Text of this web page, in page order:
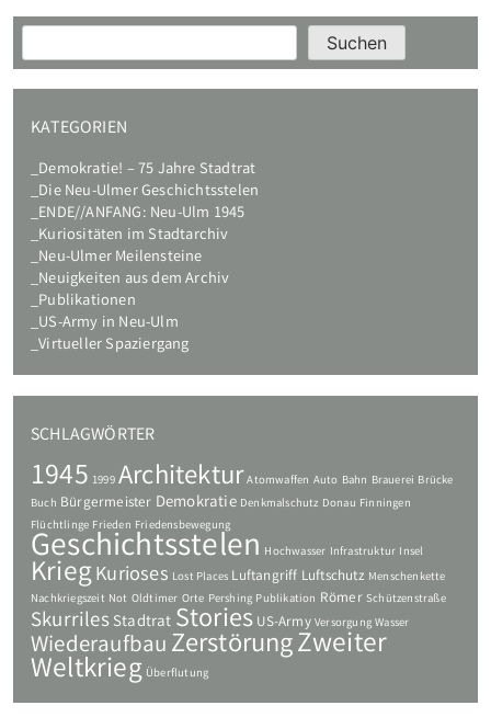
Suchen Suchen
KATEGORIEN
Demokratie! – 75 Jahre Stadtrat
Die Neu-Ulmer Geschichtsstelen
ENDE//ANFANG: Neu-Ulm 1945
Kuriositäten im Stadtarchiv
Neu-Ulmer Meilensteine
Neuigkeiten aus dem Archiv
Publikationen
US-Army in Neu-Ulm
Virtueller Spaziergang
SCHLAGWÖRTER
1945 1999 Architektur Atomwaffen Auto Bahn Brauerei Brücke
Buch Bürgermeister Demokratie Denkmalschutz Donau Finningen
Flüchtlinge Frieden Friedensbewegung
Geschichtsstelen Hochwasser Infrastruktur Insel
KriegKurioses Lost Places Luftangriff Luftschutz Menschenkette
Nachkriegszeit Not Oldtimer Orte Pershing Publikation Römer Schützenstraße
SkurrilesStadtrat Stories US-Army Versorgung Wasser
Wiederaufbau ZerstörungZweiter
Weltkrieg Überflutung